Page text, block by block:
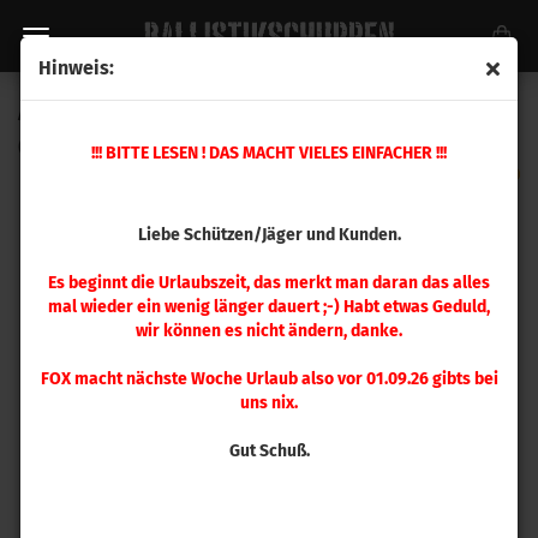
Hinweis:
!!! BITTE LESEN ! DAS MACHT VIELES EINFACHER !!!
Liebe Schützen/Jäger und Kunden.
Es beginnt die Urlaubszeit, das merkt man daran das alles
mal wieder ein wenig länger dauert ;-) Habt etwas Geduld,
wir können es nicht ändern, danke.
FOX macht nächste Woche Urlaub also vor 01.09.26 gibts bei
uns nix.
Gut Schuß.
A-Zoom .41 Magnum Pufferpatrone 6 Stück
16127)